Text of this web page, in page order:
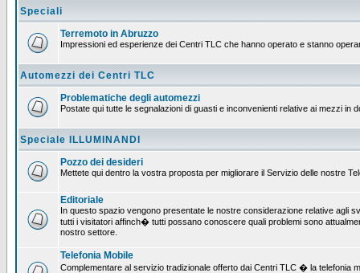
Speciali
Terremoto in Abruzzo
Impressioni ed esperienze dei Centri TLC che hanno operato e stanno
Automezzi dei Centri TLC
Problematiche degli automezzi
Postate qui tutte le segnalazioni di guasti e inconvenienti relative ai mezzi in
Speciale ILLUMINANDI
Pozzo dei desideri
Mettete qui dentro la vostra proposta per migliorare il Servizio delle nostre
Editoriale
In questo spazio vengono presentate le nostre considerazione relative agli
tutti i visitatori affinch� tutti possano conoscere quali problemi sono
nostro settore.
Telefonia Mobile
Complementare al servizio tradizionale offerto dai Centri TLC � la telefonia